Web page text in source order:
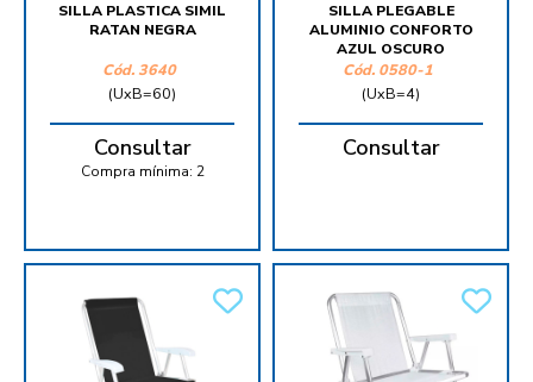
SILLA PLASTICA SIMIL
RATAN NEGRA
Cód. 3640
(UxB=60)
Consultar
Compra mínima: 2
SILLA PLEGABLE
ALUMINIO CONFORTO
AZUL OSCURO
Cód. 0580-1
(UxB=4)
Consultar